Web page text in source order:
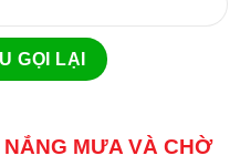
MƯA VÀ CHỜ